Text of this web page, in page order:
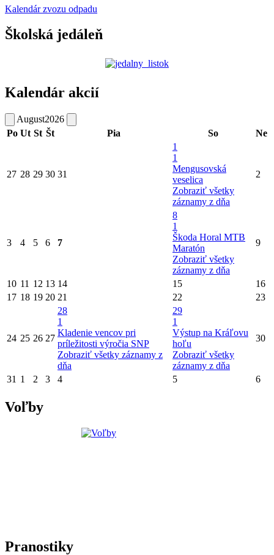
Kalendár zvozu odpadu
Školská jedáleň
Kalendár akcií
August2026
Po Ut St Št Pia So Ne
27 28 29 30 31
1
1
Mengusovská
veselica
Zobraziť všetky
záznamy z dňa
2
3 4 5 6 7
8
1
Škoda Horal MTB
Maratón
Zobraziť všetky
záznamy z dňa
9
10 11 12 13 14 15
16
17 18 19 20 21 22 23
24 25 26 27
28
1
Kladenie vencov pri
príležitosti výročia SNP
Zobraziť všetky záznamy z
dňa
29
1
Výstup na Kráľovu
hoľu
Zobraziť všetky
záznamy z dňa
30
31 1 2 3 4 5 6
Voľby
Pranostiky